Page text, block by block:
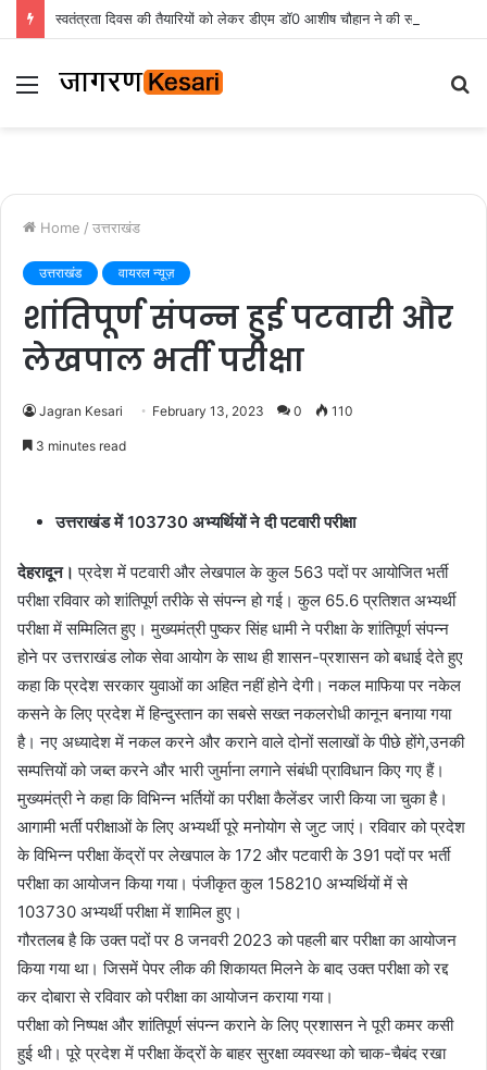
Menu
Home / उत्तराखंड
उत्तराखंड वायरल न्यूज़
शांतिपूर्ण संपन्न हुई पटवारी और
लेखपाल भर्ती परीक्षा
Jagran Kesari February 13, 2023 0 110
3 minutes read
उत्तराखंड में 103730 अभ्यर्थियों ने दी पटवारी परीक्षा
देहरादून। प्रदेश में पटवारी और लेखपाल के कुल 563 पदों पर आयोजित भर्ती
परीक्षा रविवार को शांतिपूर्ण तरीके से संपन्न हो गई। कुल 65.6 प्रतिशत अभ्यर्थी
परीक्षा में सम्मिलित हुए। मुख्यमंत्री पुष्कर सिंह धामी ने परीक्षा के शांतिपूर्ण संपन्न
होने पर उत्तराखंड लोक सेवा आयोग के साथ ही शासन-प्रशासन को बधाई देते हुए
कहा कि प्रदेश सरकार युवाओं का अहित नहीं होने देगी। नकल माफिया पर नकेल
कसने के लिए प्रदेश में हिन्दुस्तान का सबसे सख्त नकलरोधी कानून बनाया गया
है। नए अध्यादेश में नकल करने और कराने वाले दोनों सलाखों के पीछे होंगे,उनकी
सम्पत्तियों को जब्त करने और भारी जुर्माना लगाने संबंधी प्राविधान किए गए हैं।
मुख्यमंत्री ने कहा कि विभिन्न भर्तियों का परीक्षा कैलेंडर जारी किया जा चुका है।
आगामी भर्ती परीक्षाओं के लिए अभ्यर्थी पूरे मनोयोग से जुट जाएं। रविवार को प्रदेश
के विभिन्न परीक्षा केंद्रों पर लेखपाल के 172 और पटवारी के 391 पदों पर भर्ती
परीक्षा का आयोजन किया गया। पंजीकृत कुल 158210 अभ्यर्थियों में से
103730 अभ्यर्थी परीक्षा में शामिल हुए।
गौरतलब है कि उक्त पदों पर 8 जनवरी 2023 को पहली बार परीक्षा का आयोजन
किया गया था। जिसमें पेपर लीक की शिकायत मिलने के बाद उक्त परीक्षा को रद्द
कर दोबारा से रविवार को परीक्षा का आयोजन कराया गया।
परीक्षा को निष्पक्ष और शांतिपूर्ण संपन्न कराने के लिए प्रशासन ने पूरी कमर कसी
हुई थी। पूरे प्रदेश में परीक्षा केंद्रों के बाहर सुरक्षा व्यवस्था को चाक-चैबंद रखा